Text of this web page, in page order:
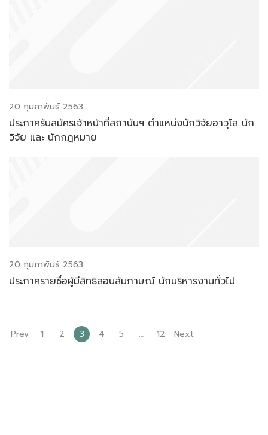
20 กุมภาพันธ์ 2563
ประกาศรับสมัครเจ้าหน้าที่สถาบันฯ ตำแหน่งนักวิจัยอาวุโส นัก
วิจัย และ นักกฎหมาย
20 กุมภาพันธ์ 2563
ประกาศรายชื่อผู้มีสิทธิสอบสัมภาษณ์ นักบริหารงานทั่วไป
Prev 1 2 3 4 5 … 12 Next